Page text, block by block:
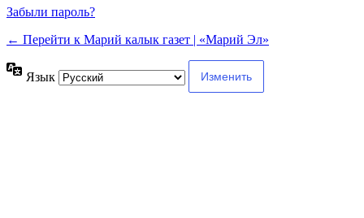
Забыли пароль?
← Перейти к Марий калык газет | «Марий Эл»
Язык